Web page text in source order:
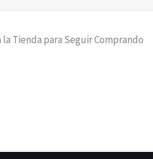
Tienda para Seguir Comprando